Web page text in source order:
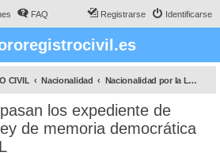
FAQ Identificarse
Registrarse
CIVIL Nacionalidad Nacionalidad por la Ley de Memoria DEMOCRÁTICA
los expediente de
de memoria democrática